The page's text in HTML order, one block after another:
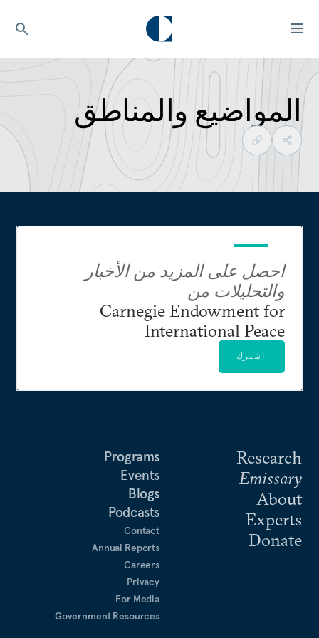
المواضيع والمناطق
Research
Emissary
About
Experts
Donate
Programs
Events
Blogs
Podcasts
Contact
Annual Reports
Careers
Privacy
For Media
Government Resources
احصل على المزيد من الأخبار
والتحليلات من
Carnegie Endowment for
International Peace
اشترك